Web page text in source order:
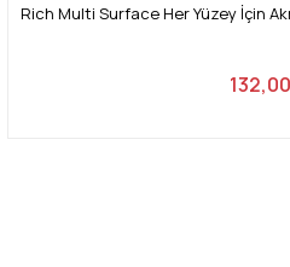
Rich Multi Surface Her Yüzey İçin